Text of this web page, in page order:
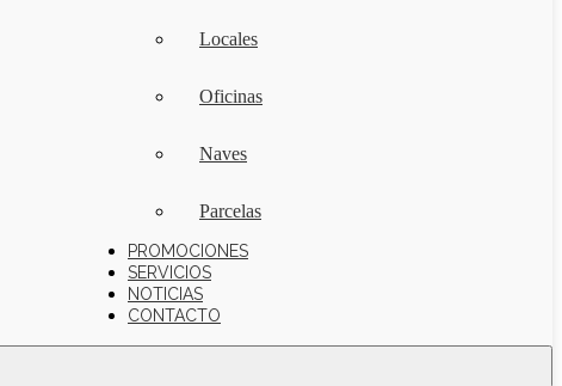
Locales
Oficinas
Naves
Parcelas
PROMOCIONES
SERVICIOS
NOTICIAS
CONTACTO